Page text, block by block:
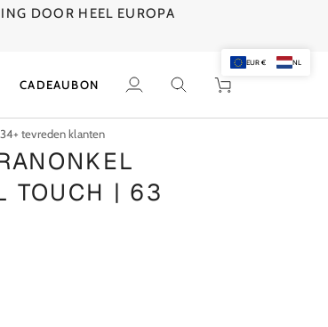
DOOR HEEL EUROPA
CADEAUBON
Mijn
Zoek Winkelwagen
tevreden klanten
TOUCH | 63
EUR € NL